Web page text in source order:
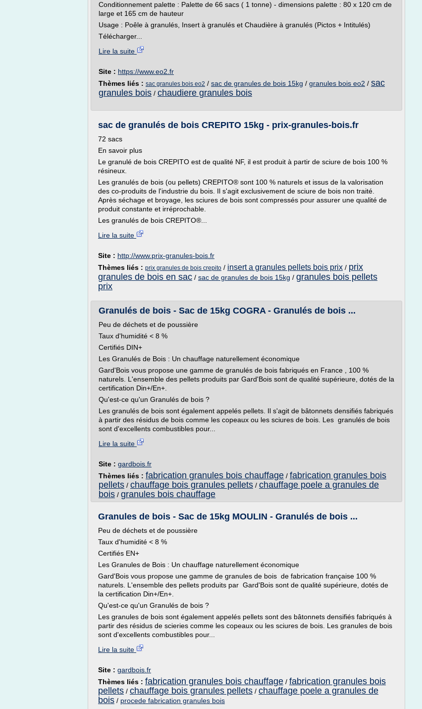
Conditionnement palette : Palette de 66 sacs ( 1 tonne) - dimensions palette : 80 x 120 cm de
large et 165 cm de hauteur
Usage : Poêle à granulés, Insert à granulés et Chaudière à granulés (Pictos + Intitulés)
Télécharger...
Lire la suite
Site : https://www.eo2.fr
Thèmes liés : sac granules bois eo2 / sac de granules de bois 15kg / granules bois eo2 / sac
granules bois / chaudiere granules bois
sac de granulés de bois CREPITO 15kg - prix-granules-bois.fr
72 sacs
En savoir plus
Le granulé de bois CREPITO est de qualité NF, il est produit à partir de sciure de bois 100 %
résineux.
Les granulés de bois (ou pellets) CREPITO® sont 100 % naturels et issus de la valorisation
des co-produits de l'industrie du bois. Il s'agit exclusivement de sciure de bois non traité.
Après séchage et broyage, les sciures de bois sont compressés pour assurer une qualité de
produit constante et irréprochable.
Les granulés de bois CREPITO®...
Lire la suite
Site : http://www.prix-granules-bois.fr
Thèmes liés : prix granules de bois crepito / insert a granules pellets bois prix / prix
granules de bois en sac / sac de granules de bois 15kg / granules bois pellets
prix
Granulés de bois - Sac de 15kg COGRA - Granulés de bois ...
Peu de déchets et de poussière
Taux d'humidité < 8 %
Certifiés DIN+
Les Granulés de Bois : Un chauffage naturellement économique
Gard'Bois vous propose une gamme de granulés de bois fabriqués en France , 100 %
naturels. L'ensemble des pellets produits par Gard'Bois sont de qualité supérieure, dotés de la
certification Din+/En+.
Qu'est-ce qu'un Granulés de bois ?
Les granulés de bois sont également appelés pellets. Il s'agit de bâtonnets densifiés fabriqués
à partir des résidus de bois comme les copeaux ou les sciures de bois. Les granulés de bois
sont d'excellents combustibles pour...
Lire la suite
Site : gardbois.fr
Thèmes liés : fabrication granules bois chauffage / fabrication granules bois
pellets / chauffage bois granules pellets / chauffage poele a granules de
bois / granules bois chauffage
Granules de bois - Sac de 15kg MOULIN - Granulés de bois ...
Peu de déchets et de poussière
Taux d'humidité < 8 %
Certifiés EN+
Les Granules de Bois : Un chauffage naturellement économique
Gard'Bois vous propose une gamme de granules de bois de fabrication française 100 %
naturels. L'ensemble des pellets produits par Gard'Bois sont de qualité supérieure, dotés de
la certification Din+/En+.
Qu'est-ce qu'un Granulés de bois ?
Les granules de bois sont également appelés pellets sont des bâtonnets densifiés fabriqués à
partir des résidus de scieries comme les copeaux ou les sciures de bois. Les granules de bois
sont d'excellents combustibles pour...
Lire la suite
Site : gardbois.fr
Thèmes liés : fabrication granules bois chauffage / fabrication granules bois
pellets / chauffage bois granules pellets / chauffage poele a granules de
bois / procede fabrication granules bois